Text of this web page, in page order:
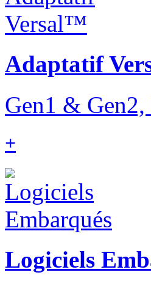
Adaptatif
Gen1 &
+
Logiciels